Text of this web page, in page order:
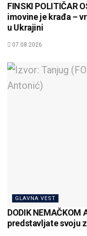
FINSKI POLITIČAR
imovine je krađa –
u Ukrajini
07.08.2026
GLAVNA VEST
DODIK NEMAČKOM
predstavljate svoju